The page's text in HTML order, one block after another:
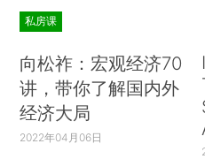
私房课
向松祚：宏观经济70
讲，带你了解国内外
经济大局
2022年04月06日